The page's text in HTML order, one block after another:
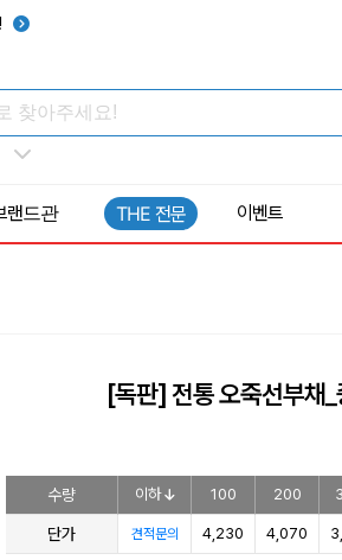
랜드관 THE 전문 이벤트
[독판] 전통 오죽선부
수량 이하 100 200
단가 견적문의 4,230 4,070